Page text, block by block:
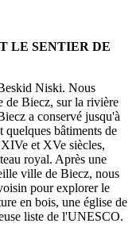
LE SENTIER DE
Niski. Nous
de Biecz, sur la rivière
a conservé jusqu'à
quelques bâtiments de
et XVe siècles,
royal. Après une
ville de Biecz, nous
pour explorer le
en bois, une église de
liste de l'UNESCO.